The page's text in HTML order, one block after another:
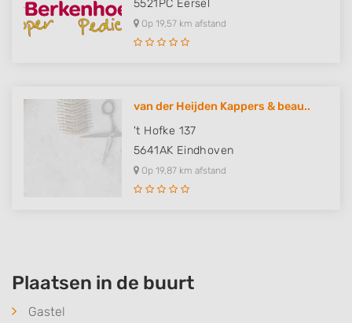
5521PC Eersel
Op 19,57 km afstand
van der Heijden Kappers & beau..
't Hofke 137
5641AK Eindhoven
Op 19,87 km afstand
Plaatsen in de buurt
Gastel
Advertising